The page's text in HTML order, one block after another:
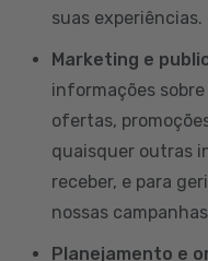
suas experiências.
Marketing e
informações
ofertas,
quaisquer outras
receber, e para
nossas
Planejamento e